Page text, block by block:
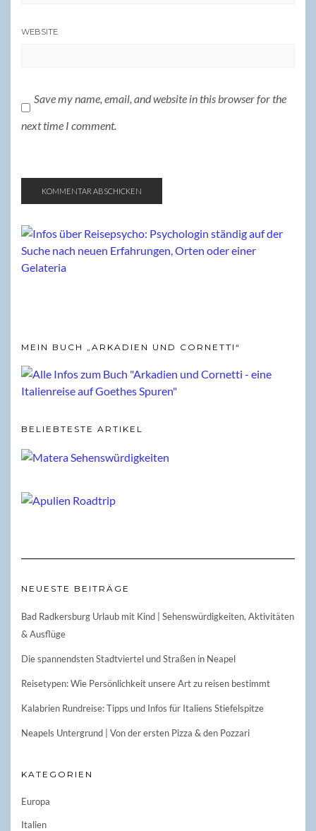
WEBSITE
Save my name, email, and website in this browser for the
next time I comment.
MEIN BUCH „ARKADIEN UND CORNETTI“
BELIEBTESTE ARTIKEL
NEUESTE BEITRÄGE
Bad Radkersburg Urlaub mit Kind | Sehenswürdigkeiten, Aktivitäten
& Ausflüge
Die spannendsten Stadtviertel und Straßen in Neapel
Reisetypen: Wie Persönlichkeit unsere Art zu reisen bestimmt
Kalabrien Rundreise: Tipps und Infos für Italiens Stiefelspitze
Neapels Untergrund | Von der ersten Pizza & den Pozzari
KATEGORIEN
Europa
Italien